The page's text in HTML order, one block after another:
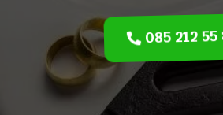
085 212 55